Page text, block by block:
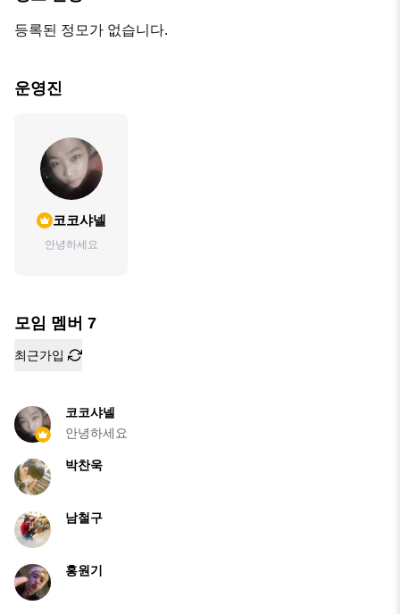
등록된 정모가 없습니다.
운영진
코코샤넬
안녕하세요
모임 멤버 7
최근가입
코코샤넬
안녕하세요
박찬욱
남철구
홍원기